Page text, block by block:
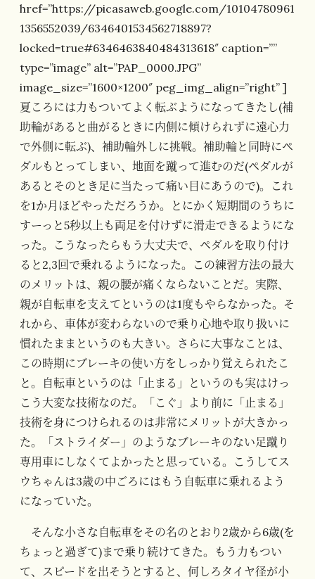
href=”https://picasaweb.google.com/10104780961
1356552039/6346401534562718897?
locked=true#6346463840484313618″ caption=””
type=”image” alt=”PAP_0000.JPG”
image_size=”1600×1200″ peg_img_align=”right” ]
夏ころには力もついてよく転ぶようになってきたし(補
助輪があると曲がるときに内側に傾けられずに遠心力
で外側に転ぶ)、補助輪外しに挑戦。補助輪と同時にペ
ダルもとってしまい、地面を蹴って進むのだ(ペダルが
あるとそのとき足に当たって痛い目にあうので)。これ
を1か月ほどやっただろうか。とにかく短期間のうちに
すーっと5秒以上も両足を付けずに滑走できるようにな
った。こうなったらもう大丈夫で、ペダルを取り付け
ると2,3回で乗れるようになった。この練習方法の最大
のメリットは、親の腰が痛くならないことだ。実際、
親が自転車を支えてというのは1度もやらなかった。そ
れから、車体が変わらないので乗り心地や取り扱いに
慣れたままというのも大きい。さらに大事なことは、
この時期にブレーキの使い方をしっかり覚えられたこ
と。自転車というのは「止まる」というのも実はけっ
こう大変な技術なのだ。「こぐ」より前に「止まる」
技術を身につけられるのは非常にメリットが大きかっ
た。「ストライダー」のようなブレーキのない足蹴り
専用車にしなくてよかったと思っている。こうしてス
ウちゃんは3歳の中ごろにはもう自転車に乗れるよう
になっていた。
そんな小さな自転車をその名のとおり2歳から6歳(を
ちょっと過ぎて)まで乗り続けてきた。もう力もつい
て、スピードを出そうとすると、何しろタイヤ径が小